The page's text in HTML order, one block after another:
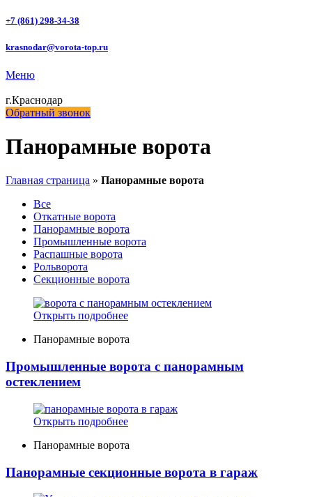
+7 (861) 298-34-38
krasnodar@vorota-top.ru
Меню
г.Краснодар
Обратный звонок
Панорамные ворота
Главная страница » Панорамные ворота
Все
Откатные ворота
Панорамные ворота
Промышленные ворота
Распашные ворота
Рольворота
Секционные ворота
Открыть подробнее
Панорамные ворота
Промышленные ворота с панорамным
остеклением
Открыть подробнее
Панорамные ворота
Панорамные секционные ворота в гараж